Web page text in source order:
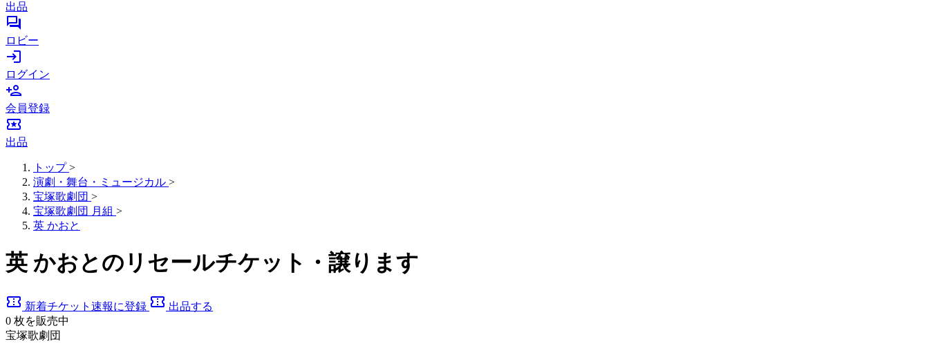
出品
forum
ロビー
login
ログイン
person_add
会員登録
local_activity
出品
トップ >
演劇・舞台・ミュージカル >
宝塚歌劇団 >
宝塚歌劇団 月組 >
英 かおと
英 かおとのリセールチケット・譲ります
confirmation_number 新着チケット速報に登録 confirmation_number 出品する
0 枚を販売中
宝塚歌劇団